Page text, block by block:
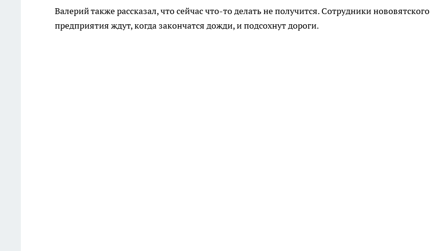
Валерий также рассказал, что сейчас что-то делать не получится. Сотрудники нововятского
предприятия ждут, когда закончатся дожди, и подсохнут дороги.